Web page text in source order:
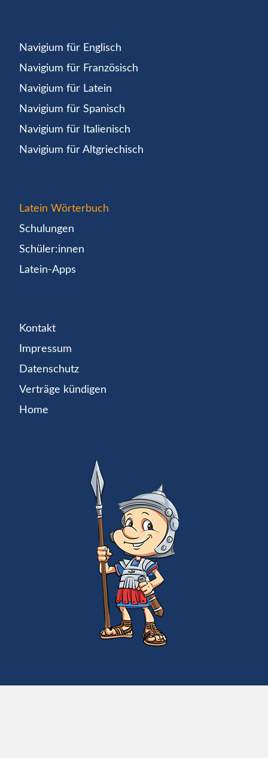
Navigium für Englisch
Navigium für Französisch
Navigium für Latein
Navigium für Spanisch
Navigium für Italienisch
Navigium für Altgriechisch
Latein Wörterbuch
Schulungen
Schüler:innen
Latein-Apps
Kontakt
Impressum
Datenschutz
Verträge kündigen
Home